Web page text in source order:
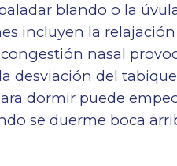
blando o la
incluyen la
nasal
desviación del
dormir puede
se duerme boca